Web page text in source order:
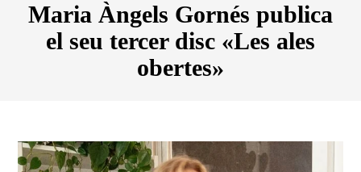
Maria Àngels Gornés publica
el seu tercer disc «Les ales
obertes»